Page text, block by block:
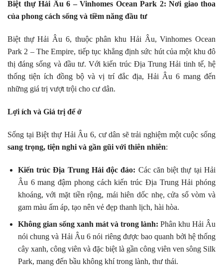
Biệt thự Hải Âu 6 – Vinhomes Ocean Park 2: Nơi giao thoa
của phong cách sống và tiềm năng đầu tư
Biệt thự Hải Âu 6, thuộc phân khu Hải Âu, Vinhomes Ocean
Park 2 – The Empire, tiếp tục khẳng định sức hút của một khu đô
thị đáng sống và đầu tư. Với kiến trúc Địa Trung Hải tinh tế, hệ
thống tiện ích đồng bộ và vị trí đắc địa, Hải Âu 6 mang đến
những giá trị vượt trội cho cư dân.
Lợi ích và Giá trị để ở
Sống tại Biệt thự Hải Âu 6, cư dân sẽ trải nghiệm một cuộc sống
sang trọng, tiện nghi và gần gũi với thiên nhiên:
Kiến trúc Địa Trung Hải độc đáo: Các căn biệt thự tại Hải
Âu 6 mang đậm phong cách kiến trúc Địa Trung Hải phóng
khoáng, với mặt tiền rộng, mái hiên dốc nhẹ, cửa sổ vòm và
gam màu ấm áp, tạo nên vẻ đẹp thanh lịch, hài hòa.
Không gian sống xanh mát và trong lành: Phân khu Hải Âu
nói chung và Hải Âu 6 nói riêng được bao quanh bởi hệ thống
cây xanh, công viên và đặc biệt là gần công viên ven sông Silk
Park, mang đến bầu không khí trong lành, thư thái.